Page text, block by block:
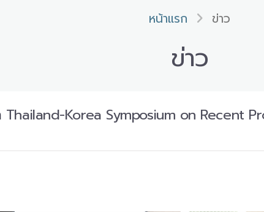
หน้าแรก ข่าว
ข่าว
Thailand-Korea Symposium on Recent